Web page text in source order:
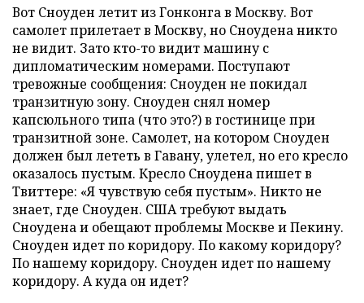
Вот Сноуден летит из Гонконга в Москву. Вот
самолет прилетает в Москву, но Сноудена никто
не видит. Зато кто-то видит машину с
дипломатическим номерами. Поступают
тревожные сообщения: Сноуден не покидал
транзитную зону. Сноуден снял номер
капсюльного типа (что это?) в гостинице при
транзитной зоне. Самолет, на котором Сноуден
должен был лететь в Гавану, улетел, но его кресло
оказалось пустым. Кресло Сноудена пишет в
Твиттере: «Я чувствую себя пустым». Никто не
знает, где Сноуден. США требуют выдать
Сноудена и обещают проблемы Москве и Пекину.
Сноуден идет по коридору. По какому коридору?
По нашему коридору. Сноуден идет по нашему
коридору. А куда он идет?